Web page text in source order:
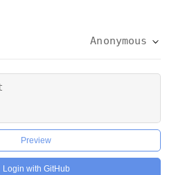
Anonymous
Preview
Login with GitHub